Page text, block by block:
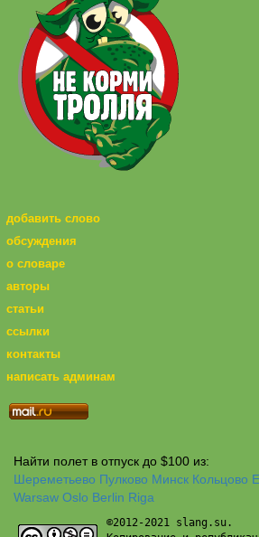
добавить слово
обсуждения
о словаре
авторы
статьи
ссылки
контакты
написать админам
Найти полет в отпуск до $100 из:
Шереметьево Пулково Минск Кольцово
Warsaw Oslo Berlin Riga
©2012-2021 slang.su.